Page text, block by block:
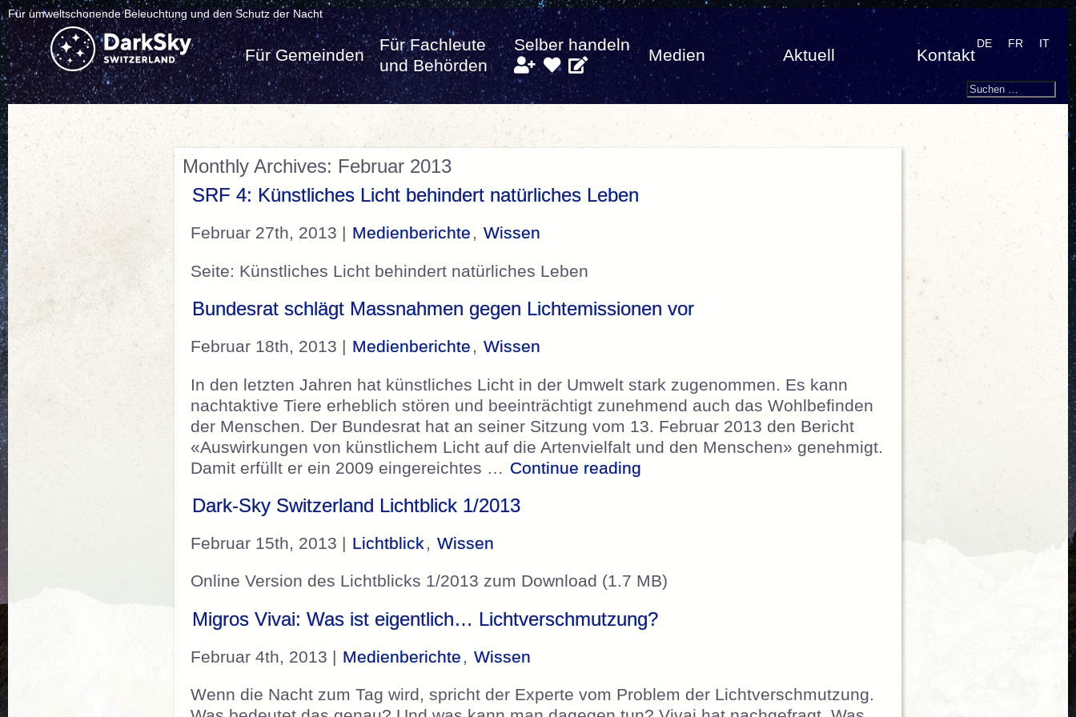
Für umweltschonende Beleuchtung und den Schutz der Nacht
Für Gemeinden
Für Fachleute
und Behörden
Selber handeln
Medien Aktuell Kontakt
DE FR IT
Search
Suchen
Monthly Archives: Februar 2013
SRF 4: Künstliches Licht behindert natürliches Leben
Februar 27th, 2013 | Medienberichte , Wissen
Seite: Künstliches Licht behindert natürliches Leben
Bundesrat schlägt Massnahmen gegen Lichtemissionen vor
Februar 18th, 2013 | Medienberichte , Wissen
In den letzten Jahren hat künstliches Licht in der Umwelt stark zugenommen. Es kann
nachtaktive Tiere erheblich stören und beeinträchtigt zunehmend auch das Wohlbefinden
der Menschen. Der Bundesrat hat an seiner Sitzung vom 13. Februar 2013 den Bericht
«Auswirkungen von künstlichem Licht auf die Artenvielfalt und den Menschen» genehmigt.
Damit erfüllt er ein 2009 eingereichtes … Continue reading „Bundesrat schlägt Massnahmen gegen
Dark-Sky Switzerland Lichtblick 1/2013
Februar 15th, 2013 | Lichtblick, Wissen
Online Version des Lichtblicks 1/2013 zum Download (1.7 MB)
Migros Vivai: Was ist eigentlich… Lichtverschmutzung?
Februar 4th, 2013 | Medienberichte , Wissen
Wenn die Nacht zum Tag wird, spricht der Experte vom Problem der Lichtverschmutzung.